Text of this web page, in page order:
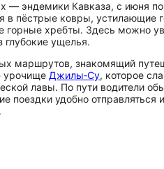
— эндемики Кавказа, с июня
в пёстрые ковры, устилающие
горные хребты. Здесь можно
ущелья.
маршрутов, знакомящий
урочище Джилы‑Су, которое
лавы. По пути водители
поездки удобно